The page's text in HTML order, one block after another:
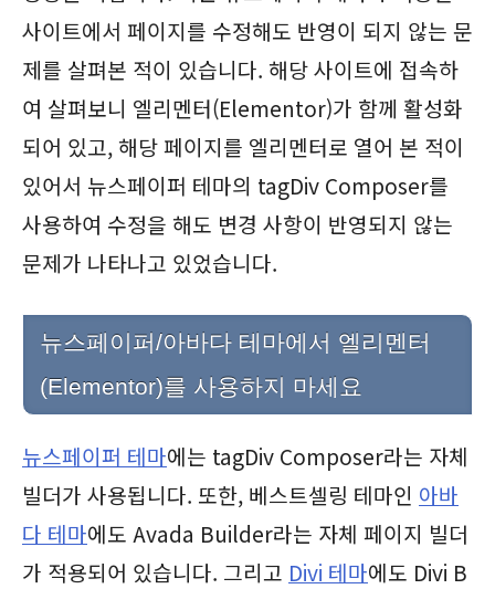
사이트에서 페이지를 수정해도 반영이 되지 않는 문
제를 살펴본 적이 있습니다. 해당 사이트에 접속하
여 살펴보니 엘리멘터(Elementor)가 함께 활성화
되어 있고, 해당 페이지를 엘리멘터로 열어 본 적이
있어서 뉴스페이퍼 테마의 tagDiv Composer를
사용하여 수정을 해도 변경 사항이 반영되지 않는
문제가 나타나고 있었습니다.
뉴스페이퍼/아바다 테마에서 엘리멘터
(Elementor)를 사용하지 마세요
뉴스페이퍼 테마에는 tagDiv Composer라는 자체
빌더가 사용됩니다. 또한, 베스트셀링 테마인 아바
다 테마에도 Avada Builder라는 자체 페이지 빌더
가 적용되어 있습니다. 그리고 Divi 테마에도 Divi B